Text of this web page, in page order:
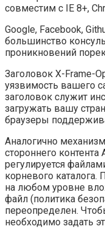
совместим с IE 8+,
Google, Facebook,
большинство
проникновений
Заголовок X-Frame-
уязвимость вашего
заголовок служит
загружать вашу
браузеры
Аналогично
стороннего
регулируется
корневого
на любом уровне
файл (политика
переопределен.
необходимо задать